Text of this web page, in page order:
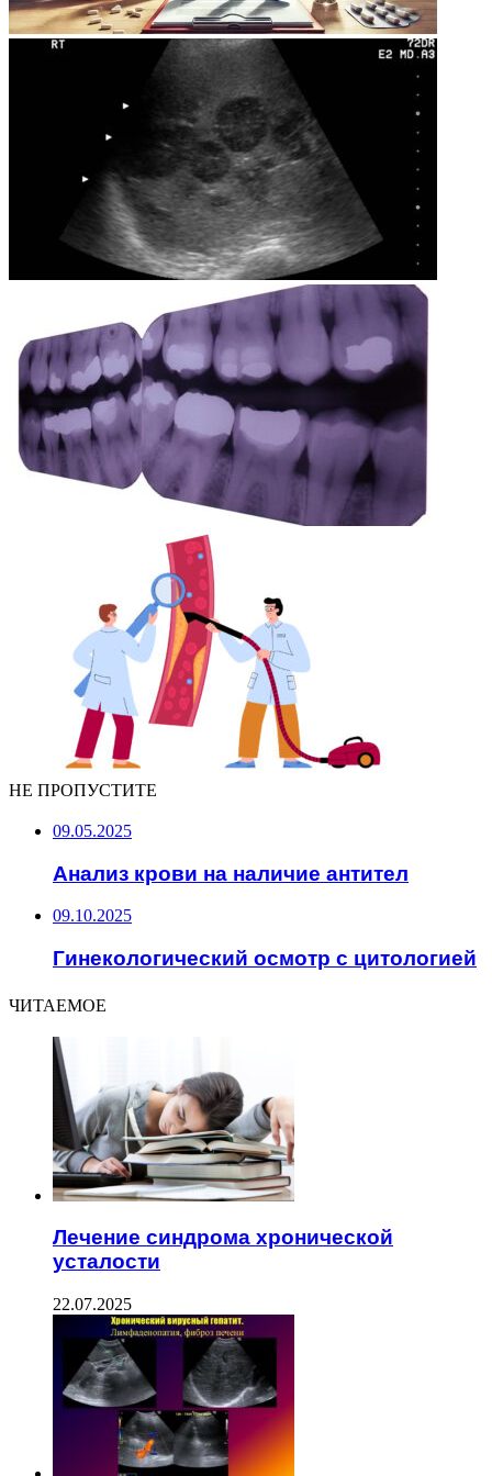
НЕ ПРОПУСТИТЕ
09.05.2025
Анализ крови на наличие антител
09.10.2025
Гинекологический осмотр с цитологией
ЧИТАЕМОЕ
Лечение синдрома хронической
усталости
22.07.2025